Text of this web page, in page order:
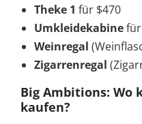
Theke 1 für $470
Umkleidekabine
Weinregal
Zigarrenregal
Big Ambitions: Wo
kaufen?